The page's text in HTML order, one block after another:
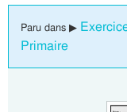
Paru dans ▶
Primaire